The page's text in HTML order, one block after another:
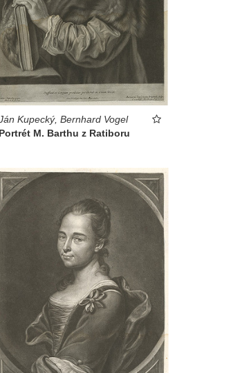
Kupecký, Bernhard Vogel
Portrét M. Barthu z Ratiboru